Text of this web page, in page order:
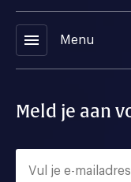
menu Menu
Meld je aan